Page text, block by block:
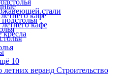
кафе
кафе
10
Строительство
стали